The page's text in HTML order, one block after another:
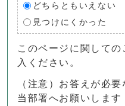
どちらともいえない
見つけにくかった
このページに関して
入ください。
（注意）お答えが必
当部署へお願いします